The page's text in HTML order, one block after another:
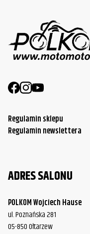
Regulamin sklepu
Regulamin newslettera
ADRES SALONU
POLKOM Wojciech Hause
ul. Poznańska 281
05-850 Ołtarzew